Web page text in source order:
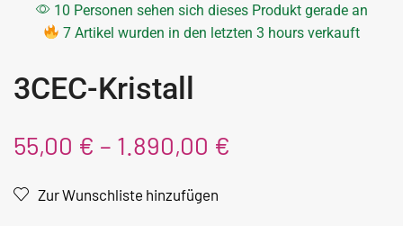
10 Personen sehen sich dieses Produkt gerade an
7 Artikel wurden in den letzten 3 hours verkauft
3CEC-Kristall
55,00 € – 1.890,00 €
Zur Wunschliste hinzufügen